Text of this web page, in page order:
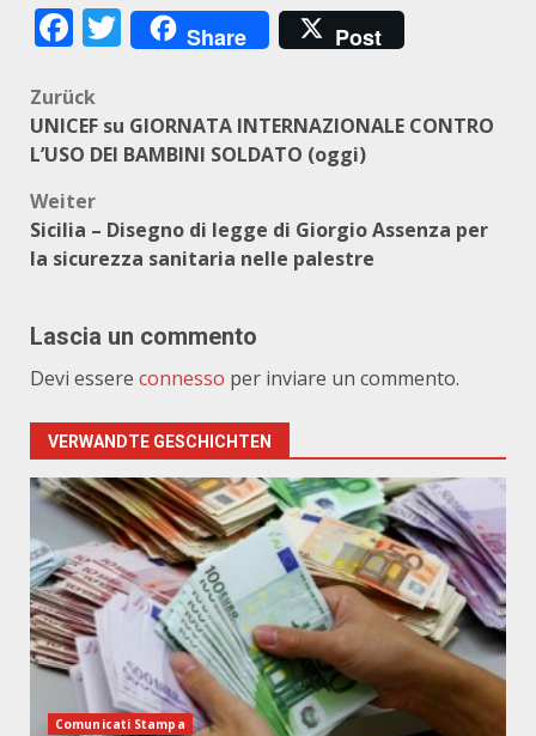
Facebook
Twitter
Share Post
Beitragsnavigation
Zurück
UNICEF su GIORNATA INTERNAZIONALE CONTRO
L’USO DEI BAMBINI SOLDATO (oggi)
Weiter
Sicilia – Disegno di legge di Giorgio Assenza per
la sicurezza sanitaria nelle palestre
Lascia un commento
Devi essere connesso per inviare un commento.
VERWANDTE GESCHICHTEN
Comunicati Stampa